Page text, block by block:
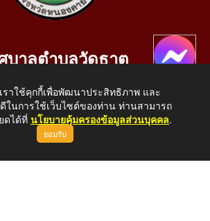
บาลตำบลวัดธาตุ
มือง จ.หนองคาย 43000
414758 โทรสาร: 042-414759
saraban_05430110@dla.go.th
ราใช้คุกกี้เพื่อพัฒนาประสิทธิภาพ และ
นการใช้เว็บไซต์ของท่าน ท่านสามารถ
ดได้ที่ นโยบายคุ้มครองข้อมูลส่วนบุคคล.
ยอมรับ